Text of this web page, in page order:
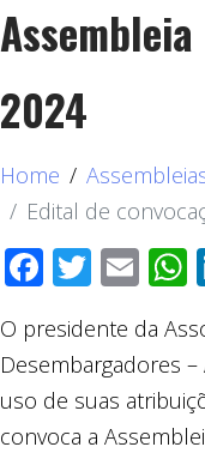
2024
Home
Edital de convocação
O presidente da
Desembargadores –
uso de suas
convoca a